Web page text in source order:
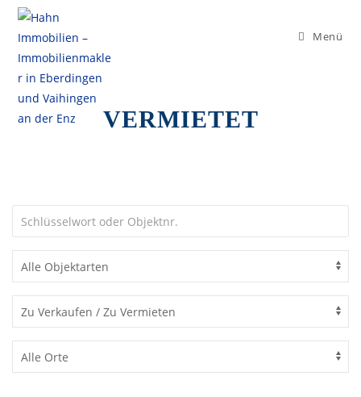
Menü
Vermietet
VERMIETET